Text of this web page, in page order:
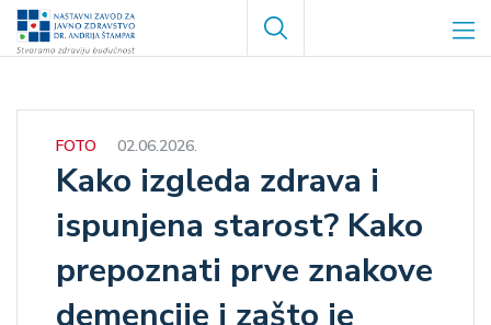
Skoči
Search
FOTO 02.06.2026.
Kako izgleda zdrava i
ispunjena starost? Kako
prepoznati prve znakove
demencije i zašto je